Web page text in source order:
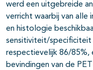
werd een uitgebreide
verricht waarbij van alle
en histologie
sensitiviteit/specificiteit
respectievelijk 86/85%,
bevindingen van de